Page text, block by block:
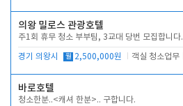
의왕 밀로스 관광호텔
주1회 휴무 청소 부부팀, 3교대 당번 모집합니다.
경기 의왕시 월 2,500,000원 객실 청소업무
바로호텔
청소한분..<캐셔 한분>.. 구합니다.